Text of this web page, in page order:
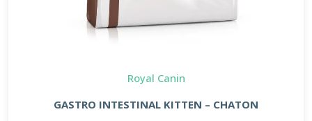
Royal Canin
GASTRO INTESTINAL KITTEN – CHATON